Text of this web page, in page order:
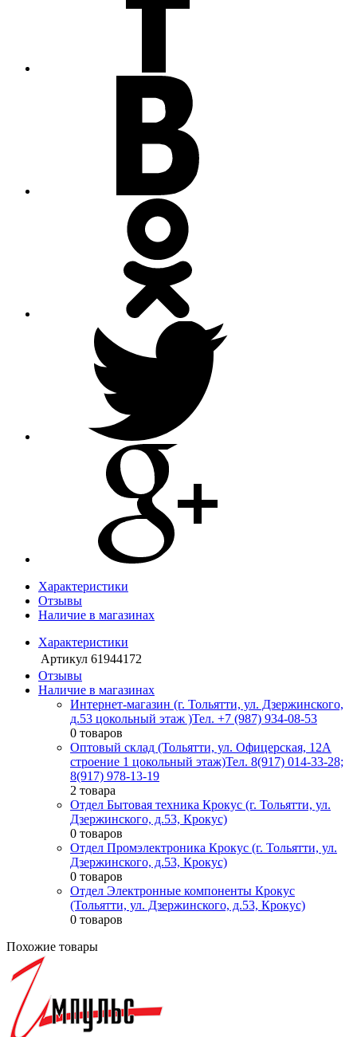
Характеристики
Отзывы
Наличие в магазинах
Характеристики
Артикул 61944172
Отзывы
Наличие в магазинах
Интернет-магазин (г. Тольятти, ул. Дзержинского,
д.53 цокольный этаж )Тел. +7 (987) 934-08-53
0 товаров
Оптовый склад (Тольятти, ул. Офицерская, 12А
строение 1 цокольный этаж)Тел. 8(917) 014-33-28;
8(917) 978-13-19
2 товара
Отдел Бытовая техника Крокус (г. Тольятти, ул.
Дзержинского, д.53, Крокус)
0 товаров
Отдел Промэлектроника Крокус (г. Тольятти, ул.
Дзержинского, д.53, Крокус)
0 товаров
Отдел Электронные компоненты Крокус
(Тольятти, ул. Дзержинского, д.53, Крокус)
0 товаров
Похожие товары